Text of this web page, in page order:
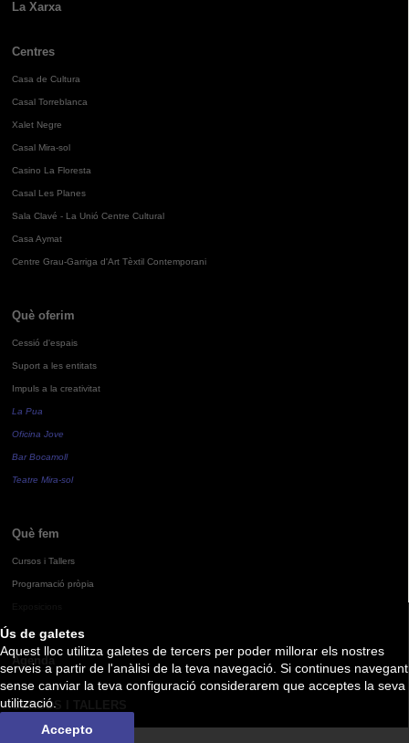
Ús de galetes
Aquest lloc utilitza galetes de tercers per poder millorar els nostres
serveis a partir de l'anàlisi de la teva navegació. Si continues navegant
sense canviar la teva configuració considerarem que acceptes la seva
utilització.
Accepto
La Xarxa
Centres
Casa de Cultura
Casal Torreblanca
Xalet Negre
Casal Mira-sol
Casino La Floresta
Casal Les Planes
Sala Clavé - La Unió Centre Cultural
Casa Aymat
Centre Grau-Garriga d'Art Tèxtil Contemporani
Què oferim
Cessió d'espais
Suport a les entitats
Impuls a la creativitat
La Pua
Oficina Jove
Bar Bocamoll
Teatre Mira-sol
Què fem
Cursos i Tallers
Programació pròpia
Agenda
CURSOS I TALLERS